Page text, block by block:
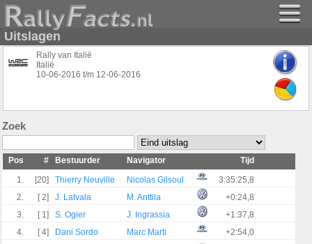
Uitslagen
Rally van Italië
Italië
10-06-2016 t/m 12-06-2016
Zoek
Pos # Bestuurder Navigator
Tijd
1.
[20] Thierry Neuville Nicolas Gilsoul
3:35:25,8
2.
[ 2] J. Latvala M. Anttila
+0:24,8
3.
[ 1] S. Ogier J. Ingrassia
+1:37,8
4.
[ 4] Dani Sordo Marc Marti
+2:54,0